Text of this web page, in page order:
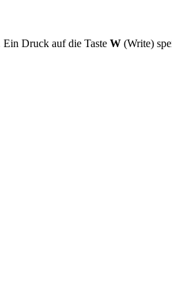
Druck auf die Taste W (Write)